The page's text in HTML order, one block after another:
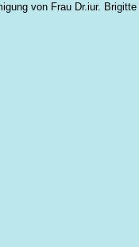
von Frau Dr.iur.